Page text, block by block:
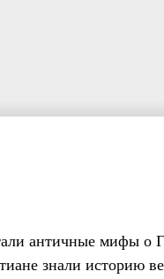
античные мифы о
знали историю